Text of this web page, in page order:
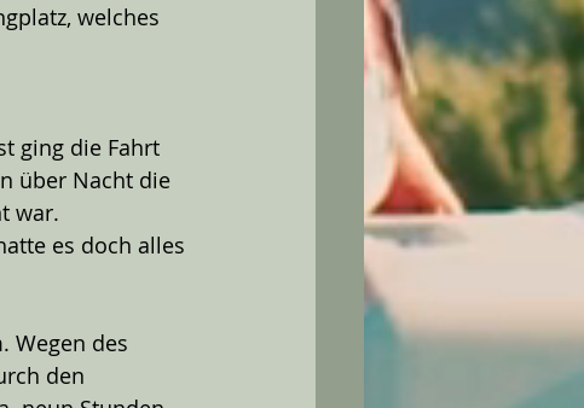
welches
ging die Fahrt
über Nacht die
war.
es doch alles
Wegen des
den